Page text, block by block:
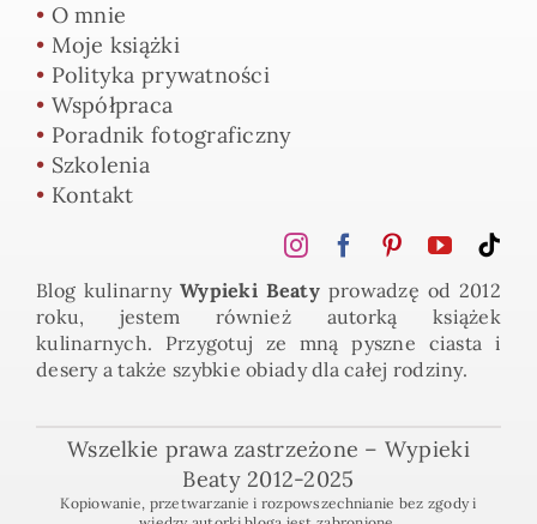
• O mnie
• Moje książki
• Polityka prywatności
• Współpraca
• Poradnik fotograficzny
• Szkolenia
• Kontakt
Blog kulinarny Wypieki Beaty prowadzę od 2012
roku, jestem również autorką książek
kulinarnych. Przygotuj ze mną pyszne ciasta i
desery a także szybkie obiady dla całej rodziny.
Wszelkie prawa zastrzeżone – Wypieki
Beaty 2012-2025
Kopiowanie, przetwarzanie i rozpowszechnianie bez zgody i